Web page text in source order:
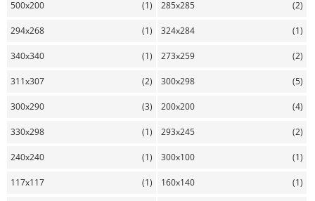
500x200 (1) 285x285 (2)
294x268 (1) 324x284 (1)
340x340 (1) 273x259 (2)
311x307 (2) 300x298 (5)
300x290 (3) 200x200 (4)
330x298 (1) 293x245 (2)
240x240 (1) 300x100 (1)
117x117 (1) 160x140 (1)